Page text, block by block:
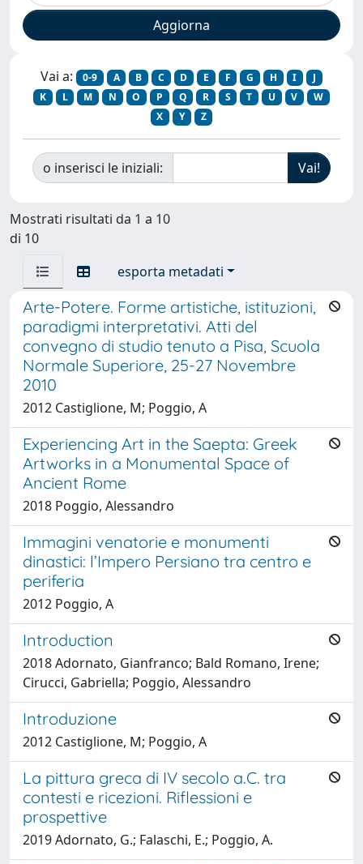
Vai a: 0-9 A B C D E F G H I
J
K
L M N O P Q R S T U V
W
X
Y Z
o inserisci le iniziali:
Mostrati risultati da 1 a 10
di 10
esporta metadati
Arte-Potere. Forme artistiche, istituzioni,
paradigmi interpretativi. Atti del
convegno di studio tenuto a Pisa, Scuola
Normale Superiore, 25-27 Novembre
2010
2012 Castiglione, M; Poggio, A
Experiencing Art in the Saepta: Greek
Artworks in a Monumental Space of
Ancient Rome
2018 Poggio, Alessandro
Immagini venatorie e monumenti
dinastici: l’Impero Persiano tra centro e
periferia
2012 Poggio, A
Introduction
2018 Adornato, Gianfranco; Bald Romano, Irene;
Cirucci, Gabriella; Poggio, Alessandro
Introduzione
2012 Castiglione, M; Poggio, A
La pittura greca di IV secolo a.C. tra
contesti e ricezioni. Riflessioni e
prospettive
2019 Adornato, G.; Falaschi, E.; Poggio, A.